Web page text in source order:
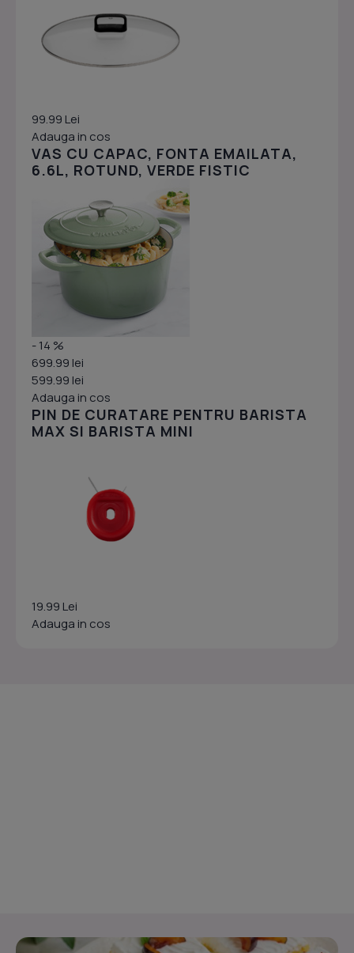
99.99 Lei
Adauga in cos
VAS CU CAPAC, FONTA EMAILATA,
6.6L, ROTUND, VERDE FISTIC
- 14 %
699.99 lei
599.99 lei
Adauga in cos
PIN DE CURATARE PENTRU BARISTA
MAX SI BARISTA MINI
19.99 Lei
Adauga in cos